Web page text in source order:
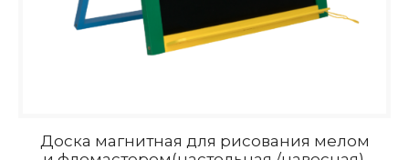
Доска магнитная для рисования мелом